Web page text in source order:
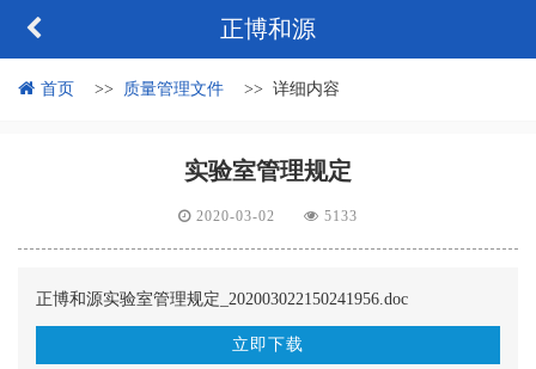
正博和源
首页 质量管理文件 详细内容
实验室管理规定
2020-03-02 5133
正博和源实验室管理规定_202003022150241956.doc
立即下载